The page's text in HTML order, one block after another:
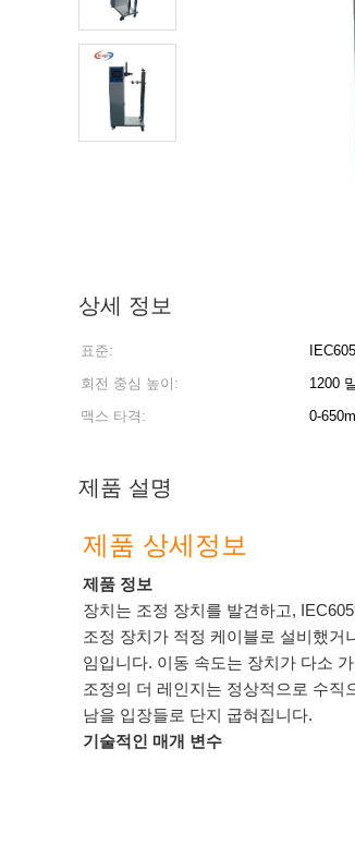
상세 정보
표준:
회전 중심 높이:
1200
맥스 타격:
0-
제품 설명
제품 상세정보
제품 정보
장치는 조정 장치를 발견하고,
조정 장치가 적정 케이블로 설비했거
임입니다. 이동 속도는 장치가 다소
조정의 더 레인지는 정상적으로 수직
남을 입장들로 단지 굽혀집니다.
기술적인 매개 변수